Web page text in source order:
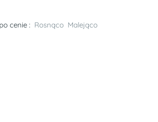
cenie : Rosnąco Malejąco